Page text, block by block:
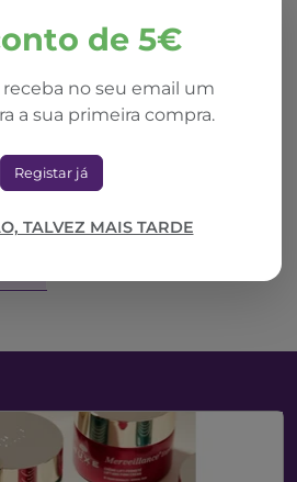
de 5€
no seu email um
a sua primeira compra.
Registar já
TALVEZ MAIS TARDE